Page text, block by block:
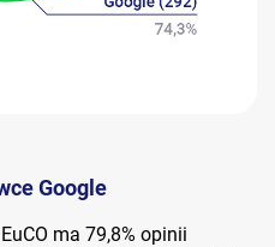
Google
ma 79,8% opinii